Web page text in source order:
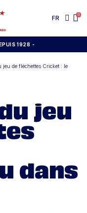
FR
1928 -
jeu de fléchettes Cricket : le
jeu
dans